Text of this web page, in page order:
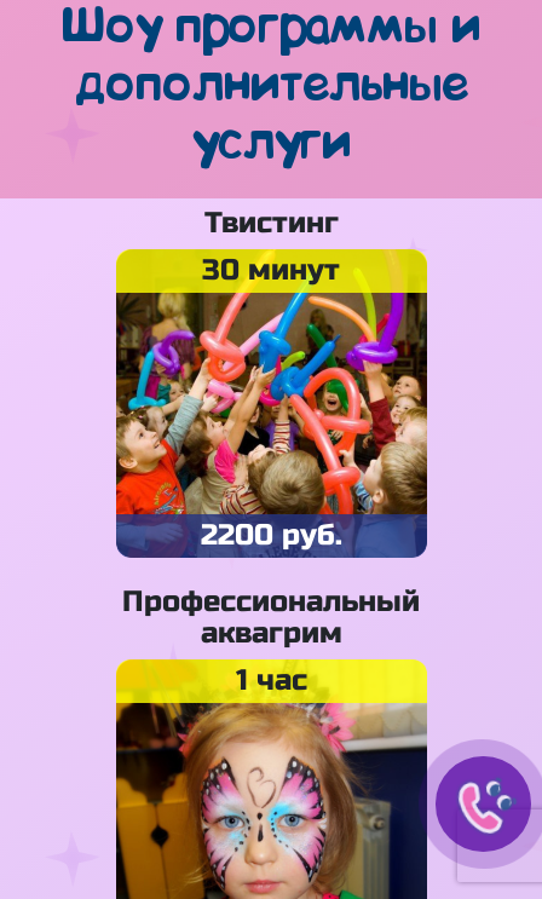
Шоу программы и
дополнительные
услуги
Твистинг
30 минут
2200 руб.
Профессиональный
аквагрим
1 час